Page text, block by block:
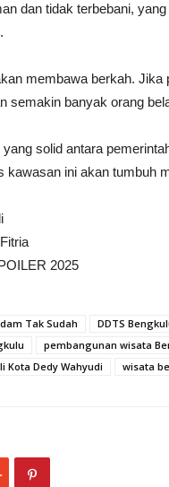
dan tidak terbebani,
membawa berkah.
semakin banyak orang
solid antara
kawasan ini akan tumbuh
2025
Tak Sudah DDTS
pembangunan wisata
Kota Dedy Wahyudi wisata